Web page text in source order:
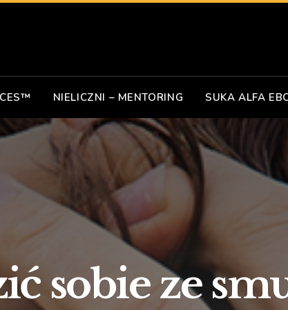
NIELICZNI – MENTORING SUKA ALFA
sobie ze